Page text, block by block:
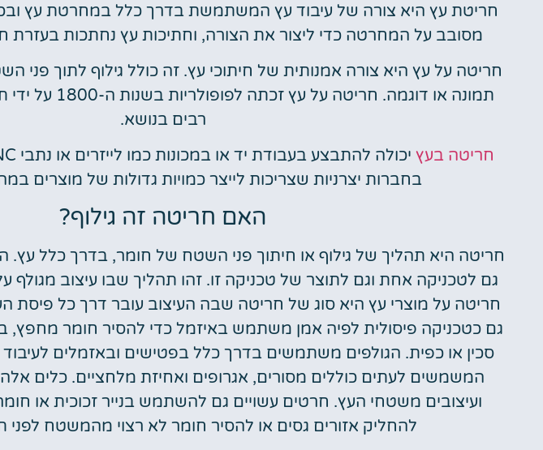
חריטת עץ היא צורה של עיבוד עץ המשתמשת בדרך כלל במחרטת עץ
מסובב על המחרטה כדי ליצור את הצורה, וחתיכות עץ נחתכות בעזרת
חריטה על עץ היא צורה אמנותית של חיתוכי עץ. זה כולל גילוף לתוך פני
תמונה או דוגמה.
רבים בנושא.
חריטה בעץ
בחברות יצרניות שצריכות לייצר כמויות גדולות של מוצרים
האם חריטה זה גילוף?
חריטה היא תהליך של גילוף או חיתוך פני השטח של חומר, בדרך כלל עץ.
גם לטכניקה אחת וגם לתוצר של טכניקה זו. זהו תהליך שבו עיצוב
חריטה על מוצרי עץ היא סוג של חריטה שבה העיצוב עובר דרך כל פיסת
גם כטכניקה פיסולית לפיה אמן משתמש באיזמל כדי להסיר חומר מחפץ,
סכין או כפית. הגולפים משתמשים בדרך כלל בפטישים ובאזמלים
המשמשים לעתים כוללים מסורים, אגרופים ואחיזת מלחציים. כלים
ועיצובים משטחי העץ. חרטים עשויים גם להשתמש בנייר זכוכית או
להחליק אזורים גסים או להסיר חומר לא רצוי מהמשטח לפני